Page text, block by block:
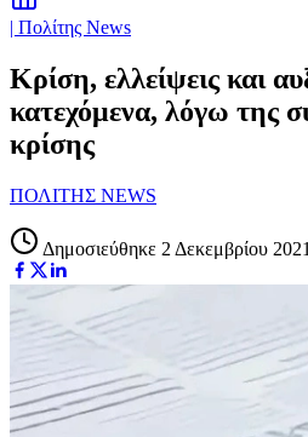
| Πολίτης News
Κρίση, ελλείψεις και
κατεχόμενα, λόγω της
κρίσης
ΠΟΛΙΤΗΣ NEWS
Δημοσιεύθηκε 2 Δεκεμβρίου